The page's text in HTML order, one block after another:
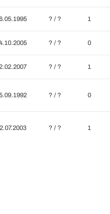
? / ? 1
? / ? 0
? / ? 1
? / ? 0
? / ? 1